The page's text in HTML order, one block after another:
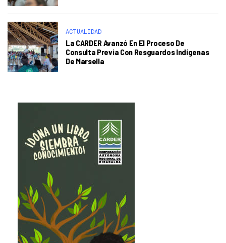
ACTUALIDAD
La CARDER Avanzó En El Proceso De
Consulta Previa Con Resguardos Indígenas
De Marsella